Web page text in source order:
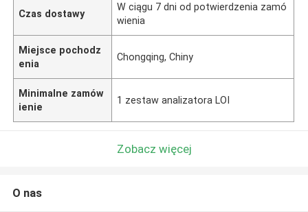
Czas dostawy
W ciągu 7 dni od potwierdzenia zamó
wienia
Miejsce pochodz
enia
Chongqing, Chiny
Minimalne zamów
ienie
1 zestaw analizatora LOI
Zobacz więcej
O nas